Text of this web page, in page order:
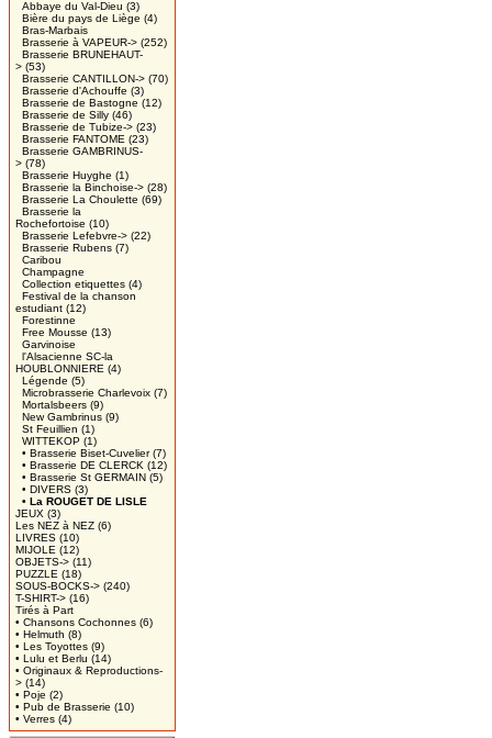
Abbaye du Val-Dieu (3)
Bière du pays de Liège (4)
Bras-Marbais
Brasserie à VAPEUR-> (252)
Brasserie BRUNEHAUT-
> (53)
Brasserie CANTILLON-> (70)
Brasserie d'Achouffe (3)
Brasserie de Bastogne (12)
Brasserie de Silly (46)
Brasserie de Tubize-> (23)
Brasserie FANTOME (23)
Brasserie GAMBRINUS-
> (78)
Brasserie Huyghe (1)
Brasserie la Binchoise-> (28)
Brasserie La Choulette (69)
Brasserie la
Rochefortoise (10)
Brasserie Lefebvre-> (22)
Brasserie Rubens (7)
Caribou
Champagne
Collection etiquettes (4)
Festival de la chanson
estudiant (12)
Forestinne
Free Mousse (13)
Garvinoise
l'Alsacienne SC-la
HOUBLONNIERE (4)
Légende (5)
Microbrasserie Charlevoix (7)
Mortalsbeers (9)
New Gambrinus (9)
St Feuillien (1)
WITTEKOP (1)
• Brasserie Biset-Cuvelier(7)
• Brasserie DE CLERCK (12)
• Brasserie St GERMAIN (5)
• DIVERS (3)
• La ROUGET DE LISLE
JEUX (3)
Les NEZ à NEZ (6)
LIVRES (10)
MIJOLE (12)
OBJETS-> (11)
PUZZLE (18)
SOUS-BOCKS-> (240)
T-SHIRT-> (16)
Tirés à Part
• Chansons Cochonnes (6)
• Helmuth (8)
• Les Toyottes (9)
• Lulu et Berlu (14)
• Originaux & Reproductions-
> (14)
• Poje (2)
• Pub de Brasserie (10)
• Verres (4)